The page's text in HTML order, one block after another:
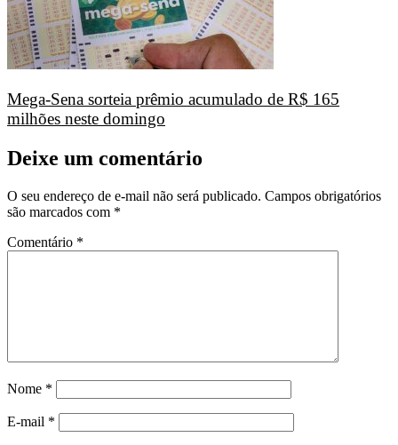
Mega-Sena sorteia prêmio acumulado de R$ 165
milhões neste domingo
Deixe um comentário
O seu endereço de e-mail não será publicado. Campos obrigatórios
são marcados com *
Comentário *
Nome *
E-mail *